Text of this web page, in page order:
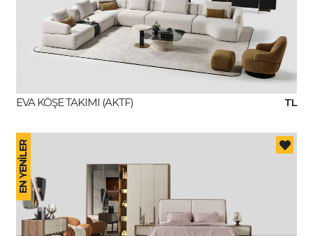
EVA KÖŞE TAKIMI (AKTF) TL
EN YENİLER